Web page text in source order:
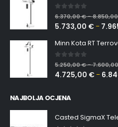
0 out of 5
6.370,00€–
5.733,00 € –
Minn Kota RT
0 out of 5
5.250,00€–
4.725,00 € –
NAJBOLJA OCJENA
Casted SigmaX